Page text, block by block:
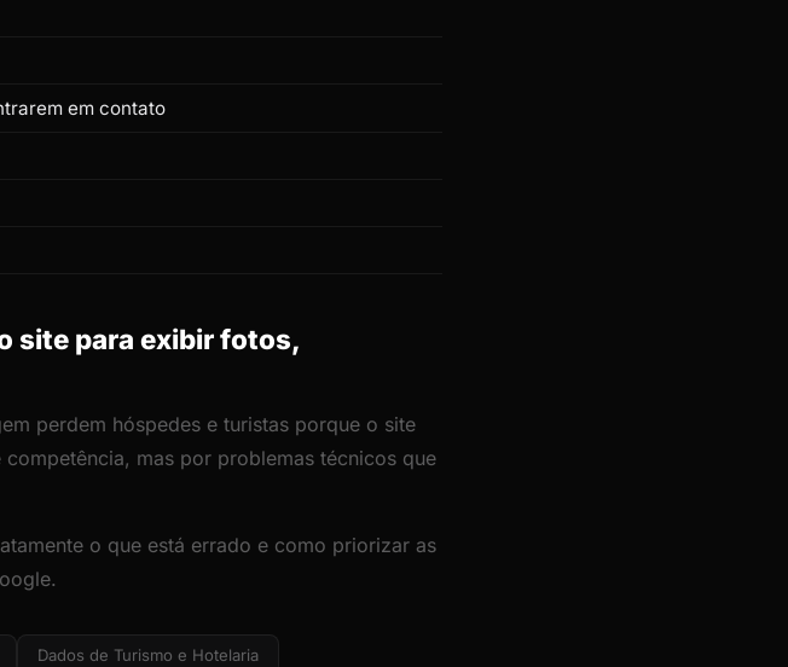
em contato
site para exibir fotos,
perdem hóspedes e turistas porque o site
mas por problemas técnicos que
o que está errado e como priorizar as
Dados de Turismo e Hotelaria